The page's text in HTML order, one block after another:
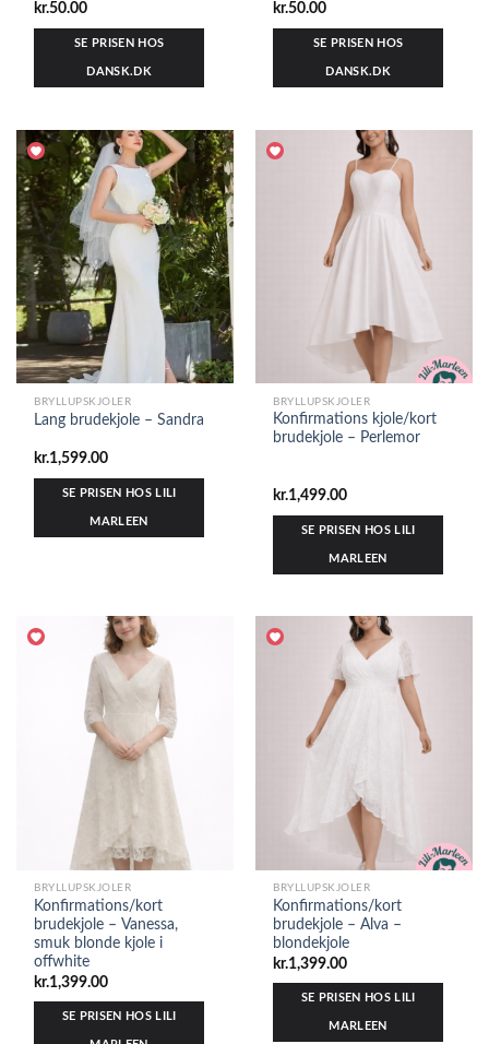
kr.50.00
SE PRISEN HOS
DANSK.DK
kr.50.00
SE PRISEN HOS
DANSK.DK
BRYLLUPSKJOLER
Lang brudekjole – Sandra
kr.1,599.00
SE PRISEN HOS LILI
MARLEEN
BRYLLUPSKJOLER
Konfirmations kjole/kort
brudekjole – Perlemor
kr.1,499.00
SE PRISEN HOS LILI
MARLEEN
BRYLLUPSKJOLER
Konfirmations/kort
brudekjole – Vanessa,
smuk blonde kjole i
offwhite
kr.1,399.00
SE PRISEN HOS LILI
BRYLLUPSKJOLER
Konfirmations/kort
brudekjole – Alva –
blondekjole
kr.1,399.00
SE PRISEN HOS LILI
MARLEEN